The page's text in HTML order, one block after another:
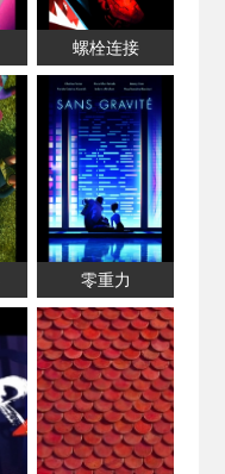
螺栓连接
零重力